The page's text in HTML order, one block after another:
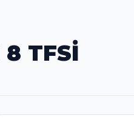
8 TFSİ